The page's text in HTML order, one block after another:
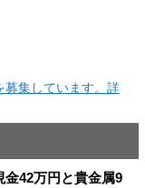
募集しています。詳
金42万円と貴金属9